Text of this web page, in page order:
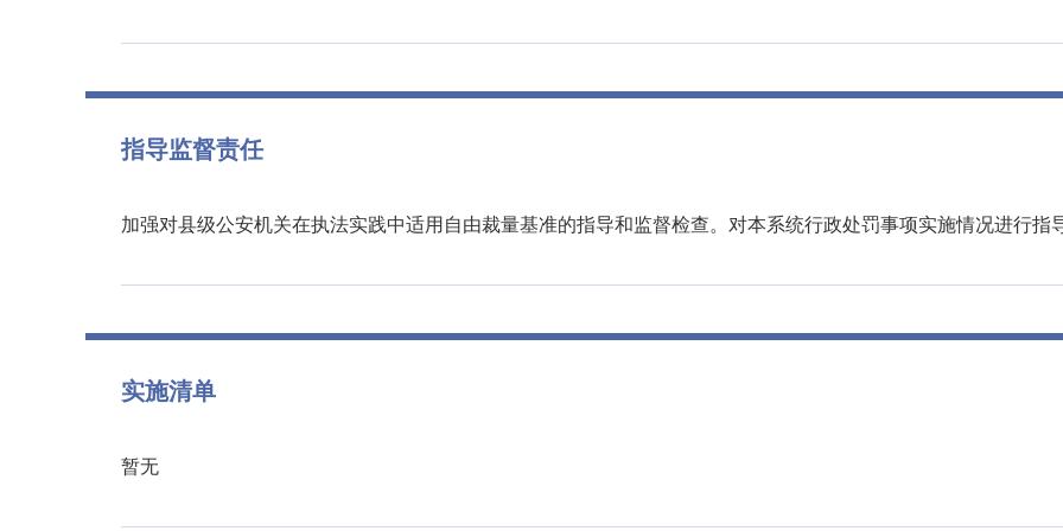
指导监督责任
加强对县级公安机关在执法实践中适用自由裁量基准的指导和监督检查。对本系统行政处罚事项实施情况进行指
实施清单
暂无